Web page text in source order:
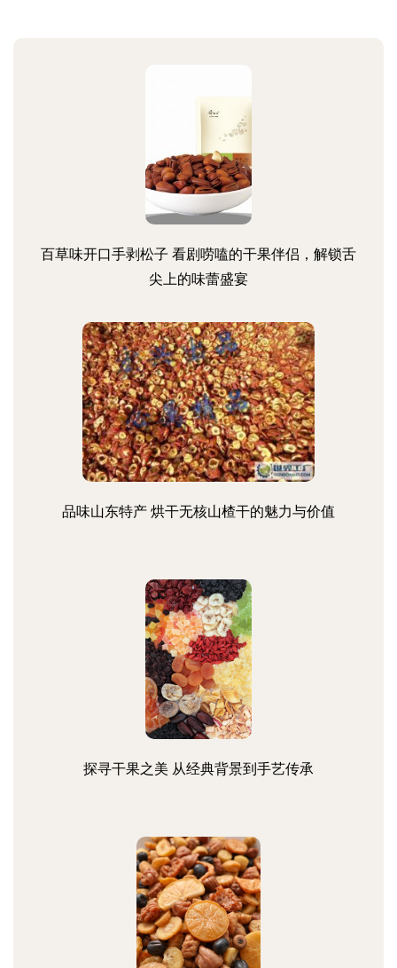
百草味开口手剥松子 看剧唠嗑的干果伴侣，解锁舌
尖上的味蕾盛宴
品味山东特产 烘干无核山楂干的魅力与价值
探寻干果之美 从经典背景到手艺传承